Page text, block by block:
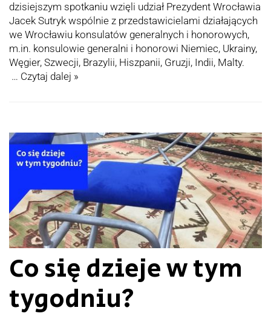
dzisiejszym spotkaniu wzięli udział Prezydent Wrocławia
Jacek Sutryk wspólnie z przedstawicielami działających
we Wrocławiu konsulatów generalnych i honorowych,
m.in. konsulowie generalni i honorowi Niemiec, Ukrainy,
Węgier, Szwecji, Brazylii, Hiszpanii, Gruzji, Indii, Malty.
… Czytaj dalej »
Co się dzieje w tym
tygodniu?